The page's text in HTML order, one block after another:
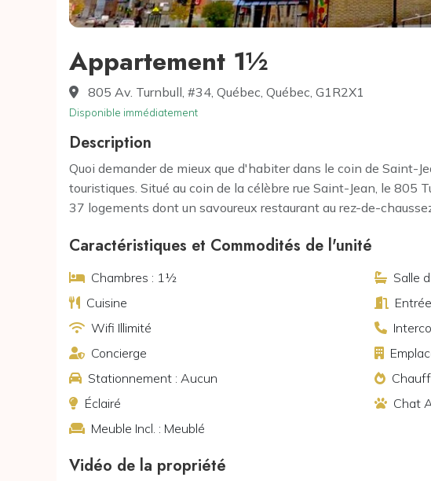
Appartement 1½
805 Av. Turnbull, #34, Québec, Québec, G1R2X1
Disponible immédiatement
Description
Quoi demander de mieux que d'habiter dans le coin de Saint-
touristiques. Situé au coin de la célèbre rue Saint-Jean, le 805
37 logements dont un savoureux restaurant au rez-de-
Caractéristiques et Commodités de l'unité
Chambres : 1½
Salle
Cuisine
Wifi Illimité
Concierge
Stationnement : Aucun
Éclairé
Chat
Meuble Incl. : Meublé
Vidéo de la propriété